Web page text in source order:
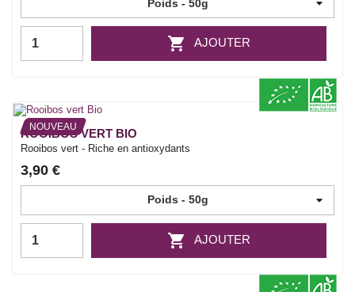
 AJOUTER
NOUVEAU
ROOIBOS VERT BIO
Rooibos vert - Riche en antioxydants
3,90 €
 AJOUTER